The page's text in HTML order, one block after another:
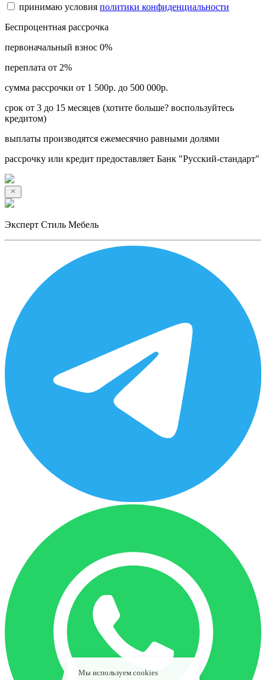
принимаю условия политики конфиденциальности
Беспроцентная рассрочка
первоначальный взнос 0%
переплата от 2%
сумма рассрочки от 1 500р. до 500 000р.
срок от 3 до 15 месяцев (хотите больше? воспользуйтесь
кредитом)
выплаты производятся ежемесячно равными долями
рассрочку или кредит предоставляет Банк "Русский-стандарт"
Эксперт Стиль Мебель
Мы используем cookies